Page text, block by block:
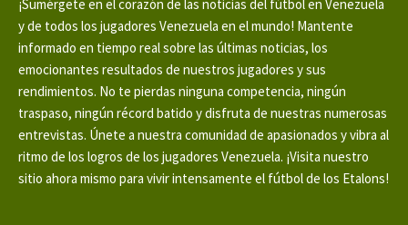
¡Sumérgete en el corazón de las noticias del fútbol en Venezuela
y de todos los jugadores Venezuela en el mundo! Mantente
informado en tiempo real sobre las últimas noticias, los
emocionantes resultados de nuestros jugadores y sus
rendimientos. No te pierdas ninguna competencia, ningún
traspaso, ningún récord batido y disfruta de nuestras numerosas
entrevistas. Únete a nuestra comunidad de apasionados y vibra al
ritmo de los logros de los jugadores Venezuela. ¡Visita nuestro
sitio ahora mismo para vivir intensamente el fútbol de los Etalons!